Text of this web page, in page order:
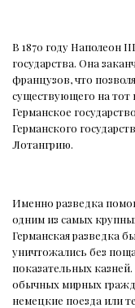
В 1870 году Наполеон
государства. Она
французов, что
существующего на тот
Германское
Германского
Лотангрию.
Именно разведка
одним из самых
Германская разведка
уничтожались без
показательных
обычных мирных
немецкие поезда или